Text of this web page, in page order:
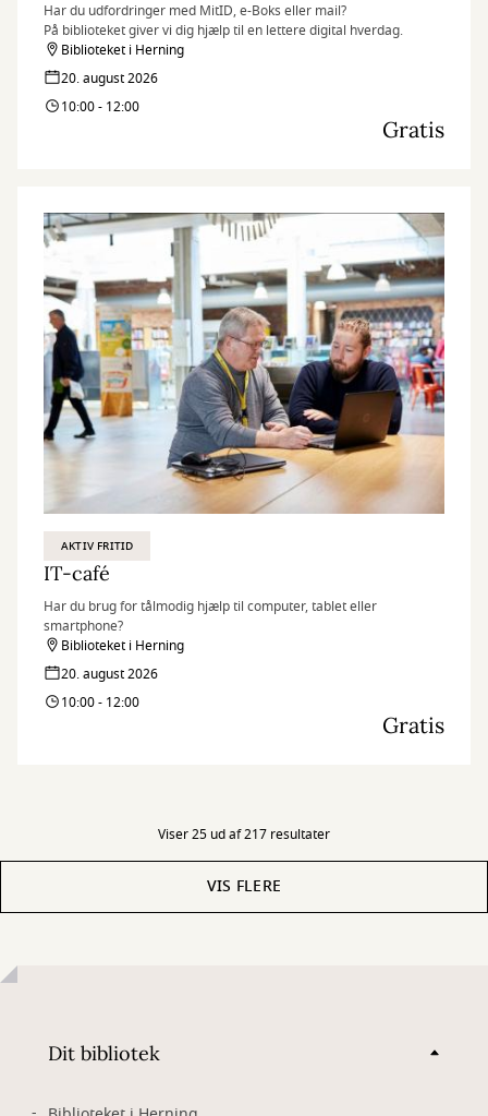
Har du udfordringer med MitID, e-Boks eller mail?
På biblioteket giver vi dig hjælp til en lettere digital hverdag.
Biblioteket i Herning
20. august 2026
10:00 - 12:00
Gratis
AKTIV FRITID
IT-café
Har du brug for tålmodig hjælp til computer, tablet eller
smartphone?
Biblioteket i Herning
20. august 2026
10:00 - 12:00
Gratis
Viser 25 ud af 217 resultater
VIS FLERE
Dit bibliotek